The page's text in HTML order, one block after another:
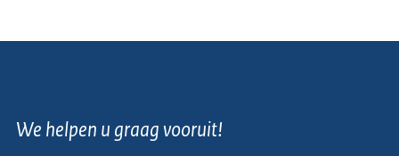
We helpen u graag vooruit!